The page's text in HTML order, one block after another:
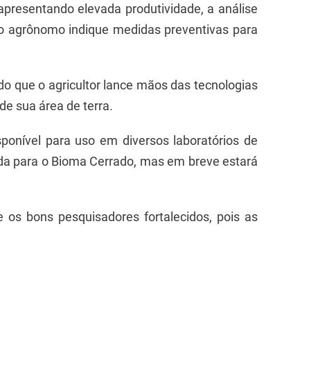
elevada produtividade, a análise
indique medidas preventivas para
que o agricultor lance mãos das tecnologias
sua área de terra.
para uso em diversos laboratórios de
para o Bioma Cerrado, mas em breve estará
bons pesquisadores fortalecidos, pois as